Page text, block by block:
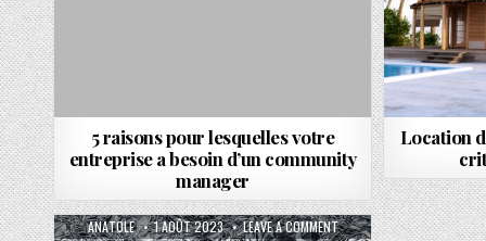
5 raisons pour lesquelles votre
entreprise a besoin d’un community
manager
Location
AUTHOR:
ANATOLE PUBLISHED DATE:
1 AOÛT 2023 LEAVE A COMMENTON LES AVANTAGES D’UNE